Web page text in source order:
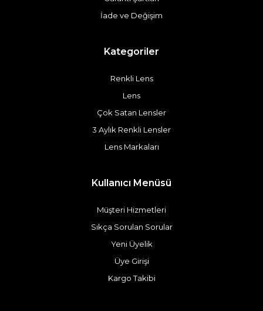
İade ve Değişim
Kategoriler
Renkli Lens
Lens
Çok Satan Lensler
3 Aylık Renkli Lensler
Lens Markaları
Kullanıcı Menüsü
Müşteri Hizmetleri
Sıkça Sorulan Sorular
Yeni Üyelik
Üye Girişi
Kargo Takibi